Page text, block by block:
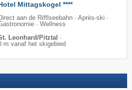
Mittagskogel ****
aan de Rifflseebahn · Après-ski ·
· Wellness
Leonhard/Pitztal ·
m vanaf het skigebied